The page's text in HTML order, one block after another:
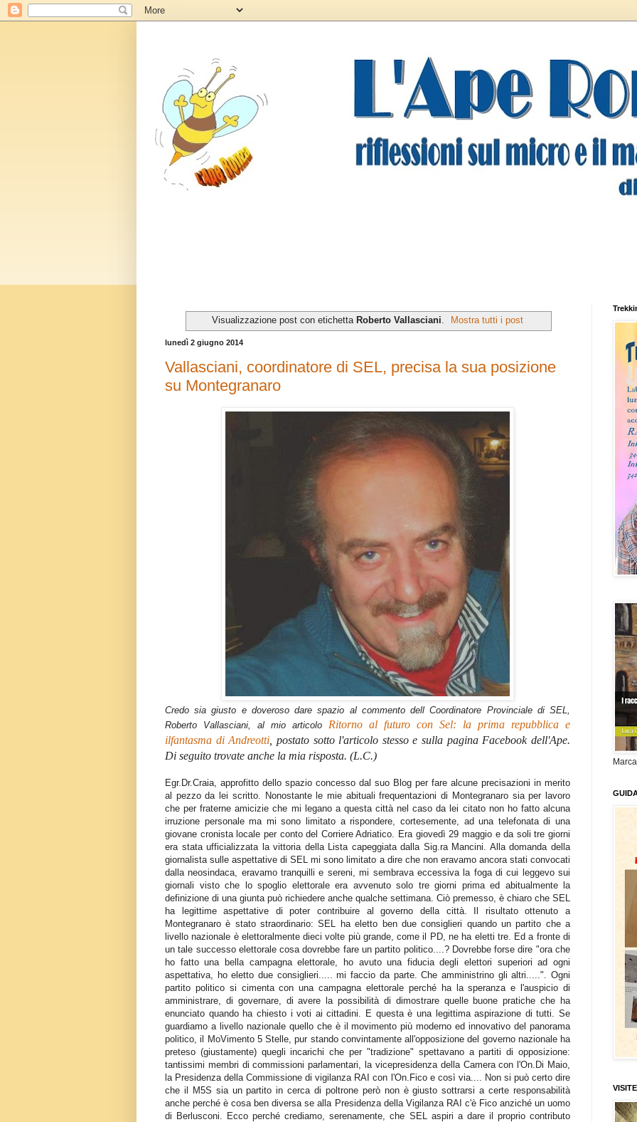
Visualizzazione post con etichetta Roberto Vallasciani Mostra tutti i post
lunedì 2 giugno 2014
Vallasciani, coordinatore di SEL, precisa la sua posizione
su Montegranaro
Credo sia giusto e doveroso dare spazio al commento dell Coordinatore Provinciale di SEL,
Roberto Vallasciani, al mio articolo Ritorno al futuro con Sel: la prima repubblica e
ilfantasma di Andreotti , postato sotto l'articolo stesso e sulla pagina Facebook dell'Ape.
Di seguito trovate anche la mia risposta. (L.C.)
Egr.Dr.Craia, approfitto dello spazio concesso dal suo Blog per fare alcune precisazioni in merito
al pezzo da lei scritto. Nonostante le mie abituali frequentazioni di Montegranaro sia per lavoro
che per fraterne amicizie che mi legano a questa città nel caso da lei citato non ho fatto alcuna
irruzione personale ma mi sono limitato a rispondere, cortesemente, ad una telefonata di una
giovane cronista locale per conto del Corriere Adriatico. Era giovedì 29 maggio e da soli tre giorni
era stata ufficializzata la vittoria della Lista capeggiata dalla Sig.ra Mancini. Alla domanda della
giornalista sulle aspettative di SEL mi sono limitato a dire che non eravamo ancora stati convocati
dalla neosindaca, eravamo tranquilli e sereni, mi sembrava eccessiva la foga di cui leggevo sui
giornali visto che lo spoglio elettorale era avvenuto solo tre giorni prima ed abitualmente la
definizione di una giunta può richiedere anche qualche settimana. Ciò premesso, è chiaro che SEL
ha legittime aspettative di poter contribuire al governo della città. Il risultato ottenuto a
Montegranaro è stato straordinario: SEL ha eletto ben due consiglieri quando un partito che a
livello nazionale è elettoralmente dieci volte più grande, come il PD, ne ha eletti tre. Ed a fronte di
un tale successo elettorale cosa dovrebbe fare un partito politico....? Dovrebbe forse dire "ora che
ho fatto una bella campagna elettorale, ho avuto una fiducia degli elettori superiori ad ogni
aspettativa, ho eletto due consiglieri..... mi faccio da parte. Che amministrino gli altri.....". Ogni
partito politico si cimenta con una campagna elettorale perché ha la speranza e l'auspicio di
amministrare, di governare, di avere la possibilità di dimostrare quelle buone pratiche che ha
enunciato quando ha chiesto i voti ai cittadini. E questa è una legittima aspirazione di tutti. Se
guardiamo a livello nazionale quello che è il movimento più moderno ed innovativo del panorama
politico, il MoVimento 5 Stelle, pur stando convintamente all'opposizione del governo nazionale ha
preteso (giustamente) quegli incarichi che per "tradizione" spettavano a partiti di opposizione:
tantissimi membri di commissioni parlamentari, la vicepresidenza della Camera con l'On.Di Maio,
la Presidenza della Commissione di vigilanza RAI con l'On.Fico e così via.... Non si può certo dire
che il M5S sia un partito in cerca di poltrone però non è giusto sottrarsi a certe responsabilità
anche perché è cosa ben diversa se alla Presidenza della Vigilanza RAI c'è Fico anziché un uomo
di Berlusconi. Ecco perché crediamo, serenamente, che SEL aspiri a dare il proprio contributo
Marca
VISITE